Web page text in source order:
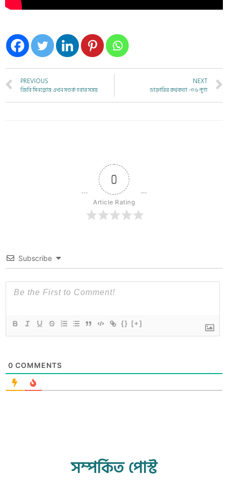
PREVIOUS
জিবি সিনড্রোম: এখন সতর্ক হবার সময়
NEXT
ডাক্তারির কথকতা -৩৬ পুণ্য
0
Article Rating
Subscribe
{} [+]
0 COMMENTS
সম্পর্কিত পোস্ট